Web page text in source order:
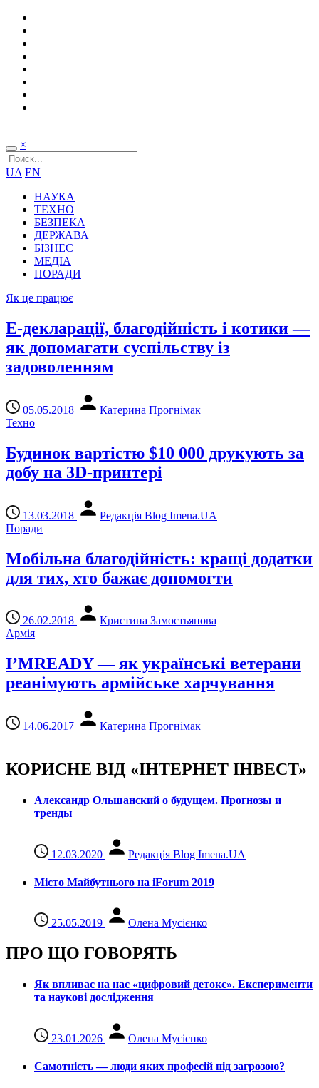
×
UA EN
НАУКА
ТЕХНО
БЕЗПЕКА
ДЕРЖАВА
БІЗНЕС
МЕДІА
ПОРАДИ
Як це працює
Е-декларації, благодійність і котики —
як допомагати суспільству із
задоволенням
05.05.2018
Катерина Прогнімак
Техно
Будинок вартістю $10 000 друкують за
добу на 3D-принтері
13.03.2018
Редакція Blog Imena.UA
Поради
Мобільна благодійність: кращі додатки
для тих, хто бажає допомогти
26.02.2018
Кристина Замостьянова
Армія
I’MREADY — як українські ветерани
реанімують армійське харчування
14.06.2017 Катерина Прогнімак
КОРИСНЕ ВІД «ІНТЕРНЕТ ІНВЕСТ»
Александр Ольшанский о будущем. Прогнозы и
тренды
12.03.2020 Редакція Blog Imena.UA
Місто Майбутнього на iForum 2019
25.05.2019 Олена Мусієнко
ПРО ЩО ГОВОРЯТЬ
Як впливає на нас «цифровий детокс». Експерименти
та наукові дослідження
23.01.2026 Олена Мусієнко
Самотність — люди яких професій під загрозою?